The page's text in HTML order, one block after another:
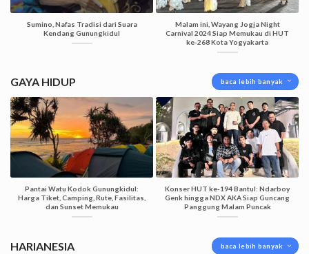
Sumino, Nafas Tradisi dari Suara
Kendang Gunungkidul
Malam ini, Wayang Jogja Night
Carnival 2024 Siap Memukau di HUT
ke-268 Kota Yogyakarta
GAYA HIDUP baca lebih banyak
Pantai Watu Kodok Gunungkidul:
Harga Tiket, Camping, Rute, Fasilitas,
dan Sunset Memukau
Konser HUT ke-194 Bantul: Ndarboy
Genk hingga NDX AKA Siap Guncang
Panggung Malam Puncak
HARIANESIA baca lebih banyak